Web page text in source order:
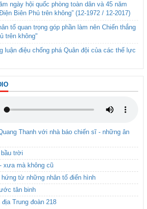
ngày hội quốc phòng toàn dân và 45 năm
Biên Phủ trên không” (12-1972 / 12-2017)
tố quan trọng góp phần làm nên Chiến thắng
trên không"
luận điệu chống phá Quân đội của các thế lực
Thanh với nhà báo chiến sĩ - những ân
trời
xưa mà không cũ
hứng từ những nhân tố điển hình
tân binh
Trung đoàn 218